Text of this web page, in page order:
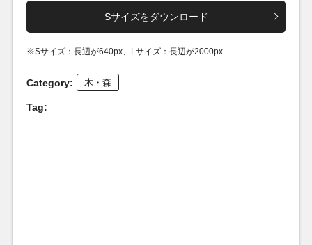
Sサイズをダウンロード
※Sサイズ：長辺が640px、Lサイズ：長辺が2000px
Category: 木・森
Tag: